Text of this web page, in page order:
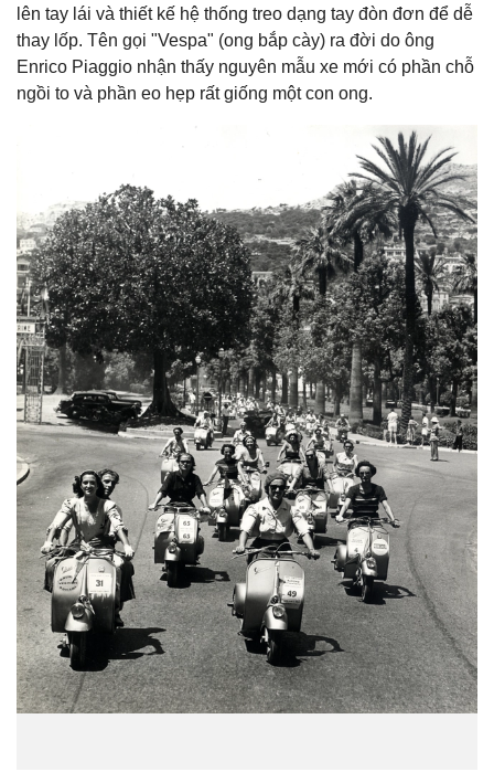
lên tay lái và thiết kế hệ thống treo dạng tay đòn đơn để dễ
thay lốp. Tên gọi "Vespa" (ong bắp cày) ra đời do ông
Enrico Piaggio nhận thấy nguyên mẫu xe mới có phần chỗ
ngồi to và phần eo hẹp rất giống một con ong.